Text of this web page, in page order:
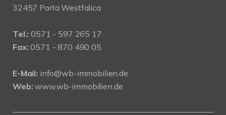
32457 Porta Westfalica
Tel.: 0571 - 597 265 17
Fax: 0571 - 870 490 05
E-Mail: info@wb-immobilien.de
Web: www.wb-immobilien.de